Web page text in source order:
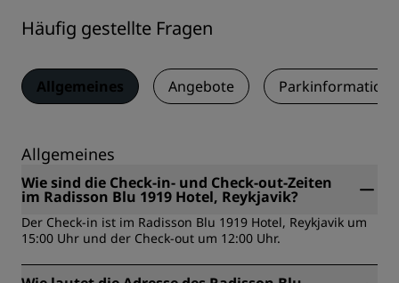
Häufig gestellte Fragen
Allgemeines Angebote
Allgemeines
Wie sind die Check-in- und Check-out-Zeiten
im Radisson Blu 1919 Hotel, Reykjavik?
Der Check-in ist im Radisson Blu 1919 Hotel, Reykjavik um
15:00 Uhr und der Check-out um 12:00 Uhr.